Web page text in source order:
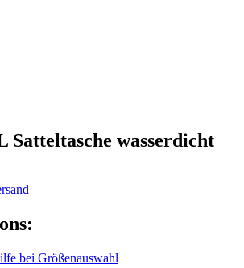
Satteltasche wasserdicht
bei Größenauswahl